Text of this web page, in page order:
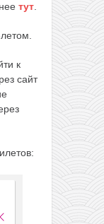
тут.
к
сайт